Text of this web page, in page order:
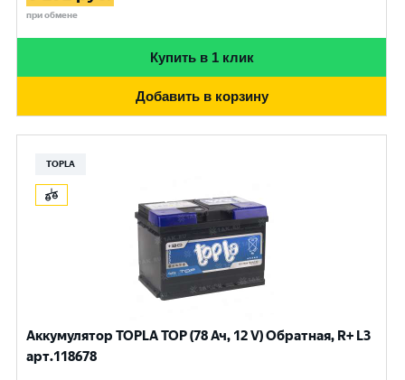
при обмене
Купить в 1 клик
Добавить в корзину
TOPLA
Аккумулятор TOPLA TOP (78 Ач, 12 V) Обратная, R+ L3
арт.118678